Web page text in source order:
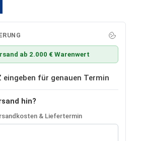
ab 2.000 € Warenwert
eingeben für genauen Termin
hin?
& Liefertermin